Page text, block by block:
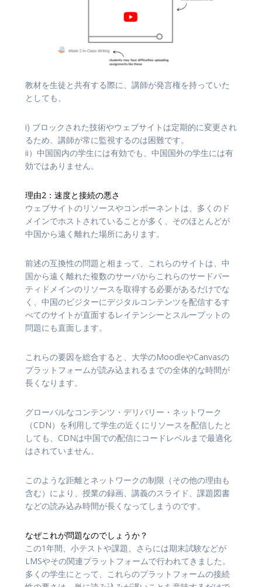
教材を生徒と共有する際に、講師が発言権を持っていた
としても、
i) ブロックされた技術やウェブサイトは定期的に変更され
るため、講師が常に監視するのは困難です。
ii）中国国内の学生には有効でも、中国国外の学生には有
効ではありません。
理由2：速度と接続の悪さ
ウェブサイトのリソースやコンポーネントは、多くのド
メインでホストされていることが多く、そのほとんどが
中国から遠く離れた場所にあります。
前述の互換性の問題と相まって、これらのサイトは、中
国から遠く離れた複数のサーバからこれらのサードパー
ティドメインのリソースを取得する必要があるだけでな
く、中国のビジターにデジタルコンテンツを配信するす
べてのサイトが直面するレイテンシーとスループットの
問題にも直面します。
これらの要因を総合すると、大学のMoodleやCanvasの
プラットフォームが読み込まれるまでの全体的な時間が
長くなります。
グローバルなコンテンツ・デリバリー・ネットワーク
（CDN）を利用して学生の近くにリソースを配信したと
しても、CDNは中国での配信にコードレベルまで最適化
はされていません。
このような距離とネットワークの制限（その他の理由も
含む）により、授業の録画、講義のスライド、課題図書
などの読み込み時間が長くなってしまうのです。
なぜこれが問題なのでしょうか？
この1年間、小テストや課題、さらには期末試験などが
LMSやその関連プラットフォームで行われてきました。
多くの学生にとって、これらのプラットフォームの接続